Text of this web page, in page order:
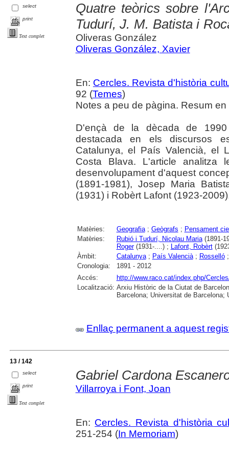
select
print
Text complet
Quatre teòrics sobre
Tudurí, J. M. Batista i
Oliveras González
Oliveras González, Xavier
En: Cercles. Revista d'història
92 (Temes)
Notes a peu de pàgina. Resum
D'ençà de la dècada de
destacada en els discursos
Catalunya, el País Valencià, el
Costa Blava. L'article analitza
desenvolupament d'aquest
(1891-1981), Josep Maria
(1931) i Robèrt Lafont (1923-
Matèries: Geografia; Geògrafs ; Pensament
Matèries:
Rubió i Tudurí, Nicolau Maria(1891-
Roger(1931-....) ; Lafont, Robèrt
Àmbit:
Catalunya; País Valencià; Rosselló
Cronologia:
1891 - 2012
Accés:
http://www.raco.cat/index.php/
Localització: Arxiu Històric de la Ciutat de
Barcelona; Universitat de Barcelona;
Enllaç permanent a aquest
13 / 142
select
print
Text complet
Gabriel Cardona
Villarroya i Font, Joan
En: Cercles. Revista d'història
251-254 (In Memoriam)